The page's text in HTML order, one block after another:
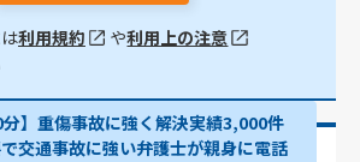
利用規約 や利用上の注意
分】重傷事故に強く解決実績3,000件
交通事故に強い弁護士が親身に電話